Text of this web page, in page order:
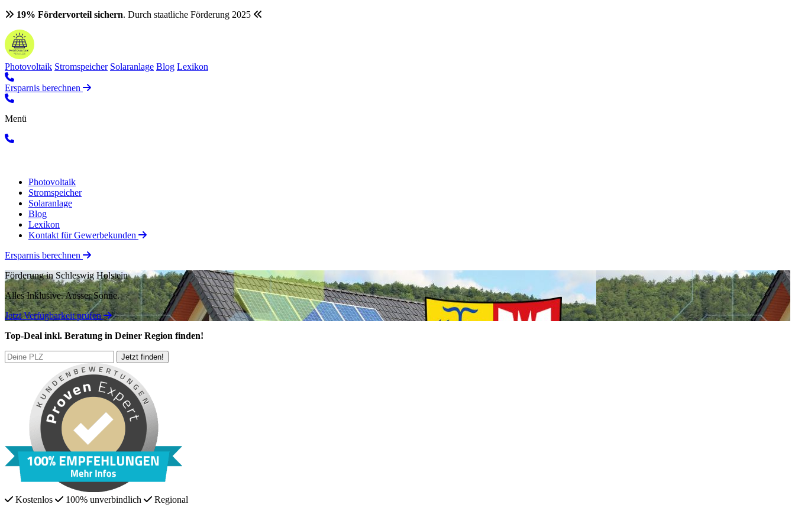
19% Fördervorteil sichern. Durch staatliche Förderung 2025
Photovoltaik Stromspeicher Solaranlage Blog Lexikon
Ersparnis berechnen
Menü
Photovoltaik
Stromspeicher
Solaranlage
Blog
Lexikon
Kontakt für Gewerbekunden
Ersparnis berechnen
Förderung in Schleswig Holstein
Alles Inklusive.Ausser Sonne.
Jetzt Verfügbarkeit prüfen
Top-Deal inkl. Beratung in Deiner Region finden!
Kostenlos 100% unverbindlich
Regional